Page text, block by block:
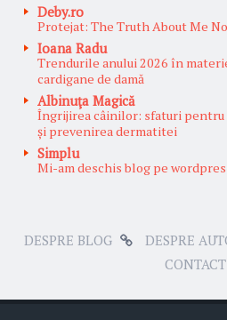
Deby.ro
Protejat: The Truth About Me
Ioana Radu
Trendurile anului 2026 în
cardigane de damă
Albinuţa Magică
Îngrijirea câinilor: sfaturi pentru
și prevenirea dermatitei
Simplu
Mi-am deschis blog pe
DESPRE BLOG DESPRE
CONTACT